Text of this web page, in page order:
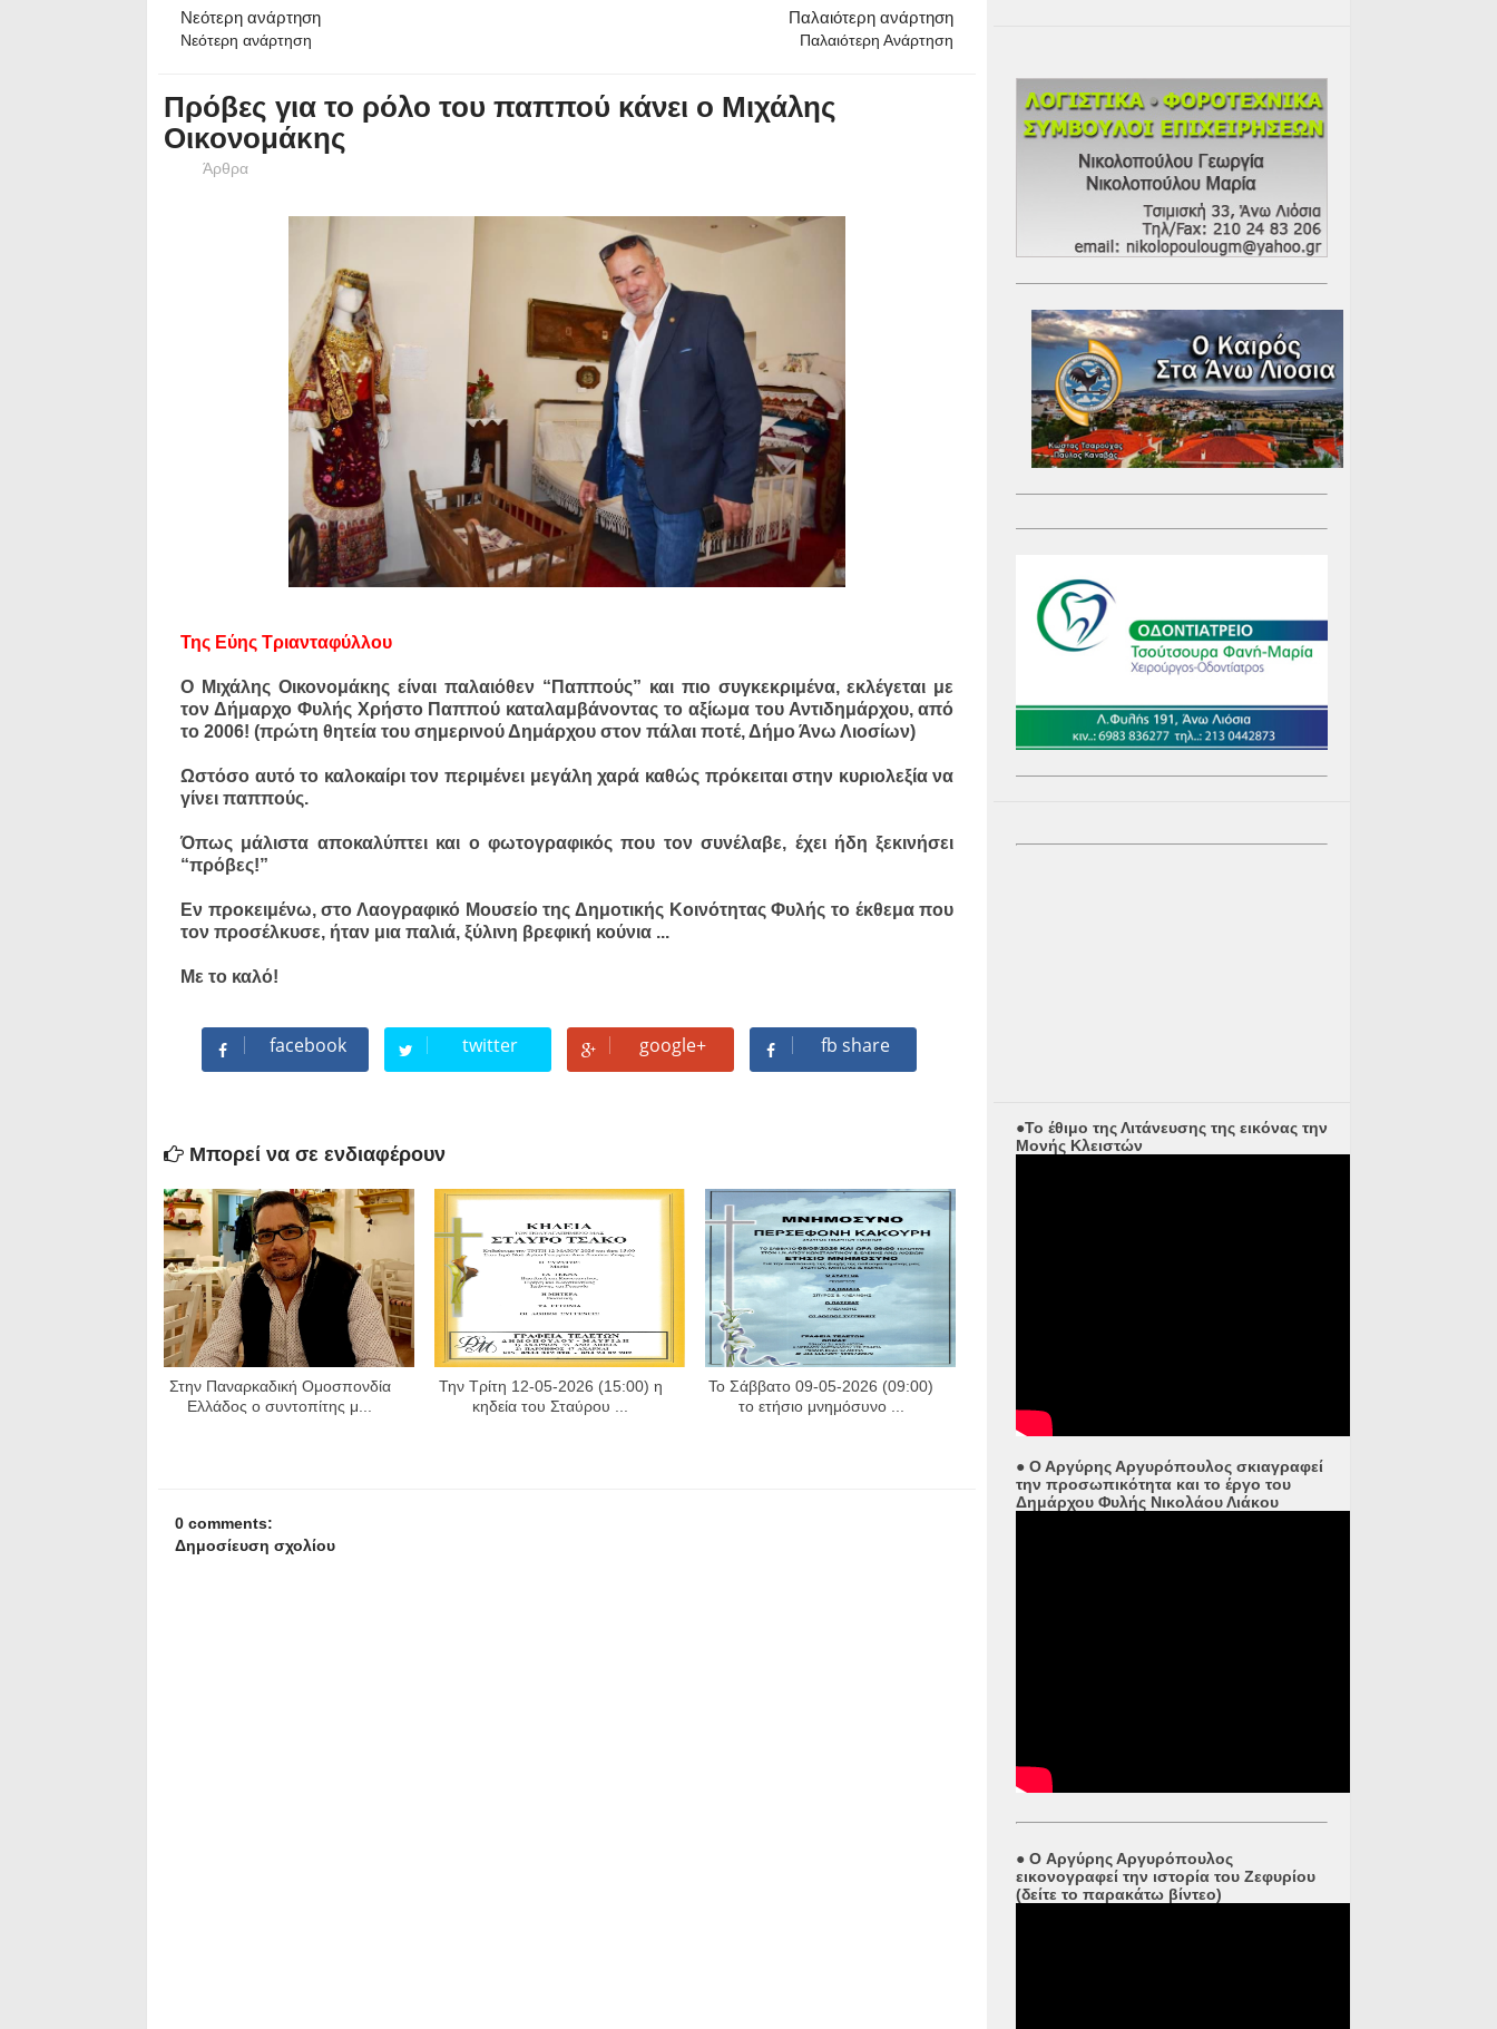
Νεότερη ανάρτηση
Νεότερη ανάρτηση
Παλαιότερη ανάρτηση
Παλαιότερη Ανάρτηση
Πρόβες για το ρόλο του παππού κάνει ο Μιχάλης
Οικονομάκης
Άρθρα
Της Εύης Τριανταφύλλου
Ο Μιχάλης Οικονομάκης είναι παλαιόθεν “Παππούς” και πιο συγκεκριμένα, εκλέγεται με
τον Δήμαρχο Φυλής Χρήστο Παππού καταλαμβάνοντας το αξίωμα του Αντιδημάρχου, από
το 2006! (πρώτη θητεία του σημερινού Δημάρχου στον πάλαι ποτέ, Δήμο Άνω Λιοσίων)
Ωστόσο αυτό το καλοκαίρι τον περιμένει μεγάλη χαρά καθώς πρόκειται στην κυριολεξία να
γίνει παππούς.
Όπως μάλιστα αποκαλύπτει και ο φωτογραφικός που τον συνέλαβε, έχει ήδη ξεκινήσει
“πρόβες!”
Εν προκειμένω, στο Λαογραφικό Μουσείο της Δημοτικής Κοινότητας Φυλής το έκθεμα που
τον προσέλκυσε, ήταν μια παλιά, ξύλινη βρεφική κούνια ...
Με το καλό!
facebook twitter google+ fb share
Μπορεί να σε ενδιαφέρουν
Στην Παναρκαδική Ομοσπονδία
Ελλάδος ο συντοπίτης μ...
Την Τρίτη 12-05-2026 (15:00) η
κηδεία του Σταύρου ...
Το Σάββατο 09-05-2026 (09:00)
το ετήσιο μνημόσυνο ...
0 comments:
Δημοσίευση σχολίου
●Το έθιμο της Λιτάνευσης της εικόνας την
Μονής Κλειστών
● Ο Αργύρης Αργυρόπουλος σκιαγραφεί
την προσωπικότητα και το έργο του
Δημάρχου Φυλής Νικολάου Λιάκου
● O Αργύρης Αργυρόπουλος
εικονογραφεί την ιστορία του Ζεφυρίου
(δείτε το παρακάτω βίντεο)